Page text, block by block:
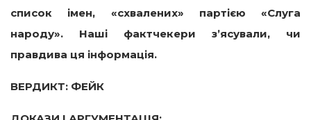
список імен, «схвалених» партією «Слуга
народу». Наші фактчекери з’ясували, чи
правдива ця інформація.
ВЕРДИКТ: ФЕЙК